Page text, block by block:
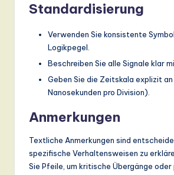
Standardisierung
Verwenden Sie konsistente
Logikpegel.
Beschreiben Sie alle Signale klar
Geben Sie die Zeitskala explizit an
Nanosekunden pro Division).
Anmerkungen
Textliche Anmerkungen sind
spezifische Verhaltensweisen zu
Sie Pfeile, um kritische Übergänge